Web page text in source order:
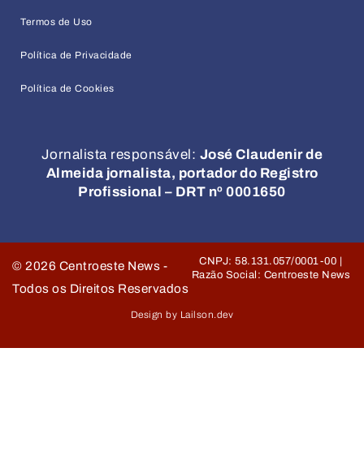
Termos de Uso
Política de Privacidade
Política de Cookies
Jornalista responsável: José Claudenir de
Almeida jornalista, portador do Registro
Profissional – DRT nº 0001650
© 2026 Centroeste News -
Todos os Direitos Reservados
CNPJ: 58.131.057/0001-00 |
Razão Social: Centroeste News
Design by Lailson.dev